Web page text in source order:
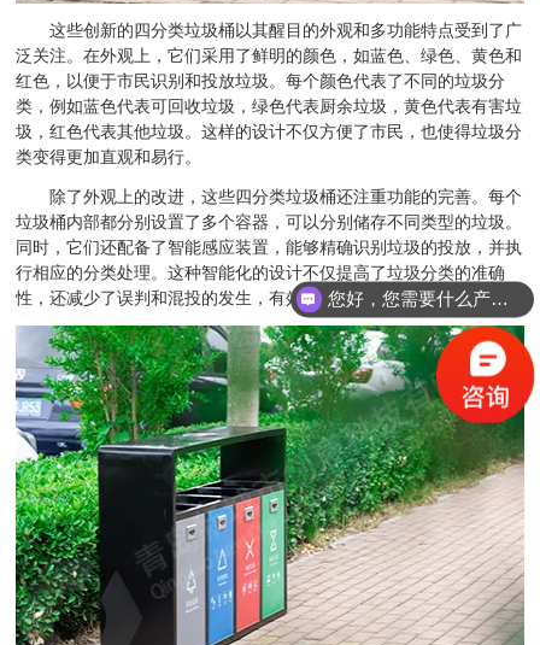
这些创新的四分类垃圾桶以其醒目的外观和多功能特点受到了广
泛关注。在外观上，它们采用了鲜明的颜色，如蓝色、绿色、黄色和
红色，以便于市民识别和投放垃圾。每个颜色代表了不同的垃圾分
类，例如蓝色代表可回收垃圾，绿色代表厨余垃圾，黄色代表有害垃
圾，红色代表其他垃圾。这样的设计不仅方便了市民，也使得垃圾分
类变得更加直观和易行。
除了外观上的改进，这些四分类垃圾桶还注重功能的完善。每个
垃圾桶内部都分别设置了多个容器，可以分别储存不同类型的垃圾。
同时，它们还配备了智能感应装置，能够精确识别垃圾的投放，并执
行相应的分类处理。这种智能化的设计不仅提高了垃圾分类的准确
性，还减少了误判和混投的发生，有效促进了资源的回收和再利用。
您好，您需要什么产品？